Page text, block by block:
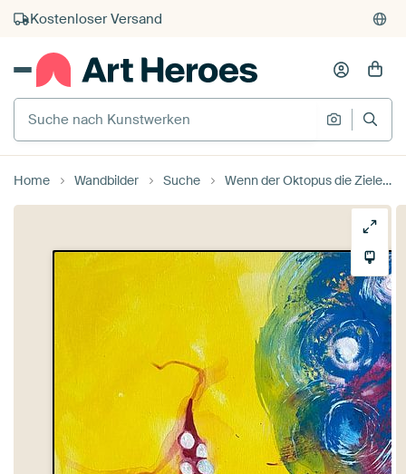
Kauf auf Rechnung
Individueller Druck auf Bestellung
Suche nach Kunstwerken
Suche
Home Wandbilder Suche Wenn der Oktopus die Ziele deines Lebens verrät und Du nicht mal überrascht bist trotz der wundervollen Seifenblasen